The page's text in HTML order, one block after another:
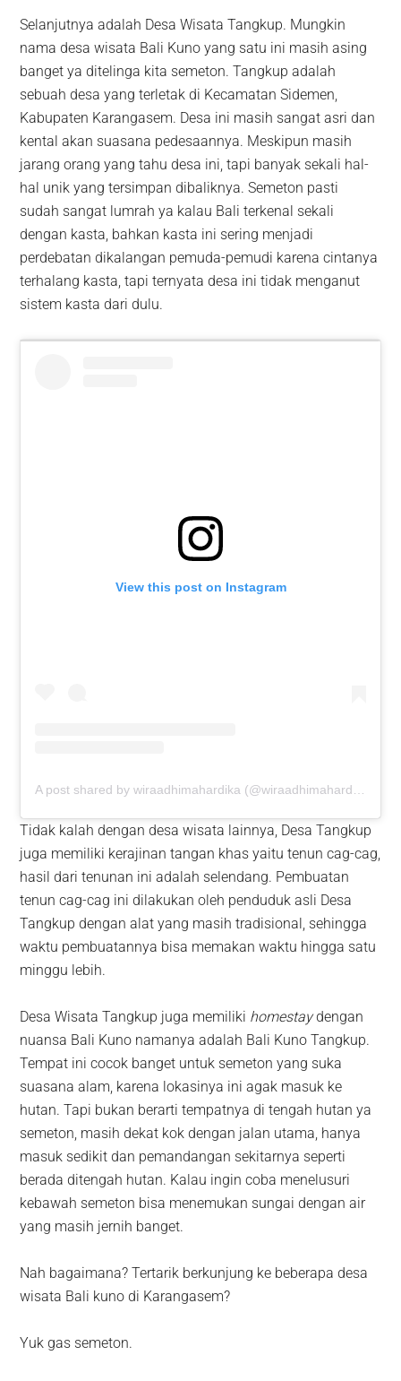
Selanjutnya adalah Desa Wisata Tangkup. Mungkin
nama desa wisata Bali Kuno yang satu ini masih asing
banget ya ditelinga kita semeton. Tangkup adalah
sebuah desa yang terletak di Kecamatan Sidemen,
Kabupaten Karangasem. Desa ini masih sangat asri dan
kental akan suasana pedesaannya. Meskipun masih
jarang orang yang tahu desa ini, tapi banyak sekali hal-
hal unik yang tersimpan dibaliknya. Semeton pasti
sudah sangat lumrah ya kalau Bali terkenal sekali
dengan kasta, bahkan kasta ini sering menjadi
perdebatan dikalangan pemuda-pemudi karena cintanya
terhalang kasta, tapi ternyata desa ini tidak menganut
sistem kasta dari dulu.
View this post on Instagram
A post shared by wiraadhimahardika (@wiraadhimahardika)
Tidak kalah dengan desa wisata lainnya, Desa Tangkup
juga memiliki kerajinan tangan khas yaitu tenun cag-cag,
hasil dari tenunan ini adalah selendang. Pembuatan
tenun cag-cag ini dilakukan oleh penduduk asli Desa
Tangkup dengan alat yang masih tradisional, sehingga
waktu pembuatannya bisa memakan waktu hingga satu
minggu lebih.
Desa Wisata Tangkup juga memiliki homestaydengan
nuansa Bali Kuno namanya adalah Bali Kuno Tangkup.
Tempat ini cocok banget untuk semeton yang suka
suasana alam, karena lokasinya ini agak masuk ke
hutan. Tapi bukan berarti tempatnya di tengah hutan ya
semeton, masih dekat kok dengan jalan utama, hanya
masuk sedikit dan pemandangan sekitarnya seperti
berada ditengah hutan. Kalau ingin coba menelusuri
kebawah semeton bisa menemukan sungai dengan air
yang masih jernih banget.
Nah bagaimana? Tertarik berkunjung ke beberapa desa
wisata Bali kuno di Karangasem?
Yuk gas semeton.